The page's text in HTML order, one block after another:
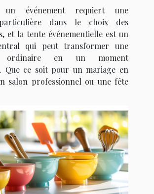
un événement requiert une
dans le choix des
et la tente événementielle est un
qui peut transformer une
ordinaire en un moment
Que ce soit pour un mariage en
salon professionnel ou une fête